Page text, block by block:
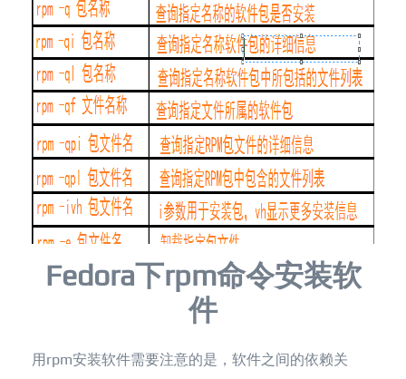
Fedora下rpm命令安装软
件
用rpm安装软件需要注意的是，软件之间的依赖关